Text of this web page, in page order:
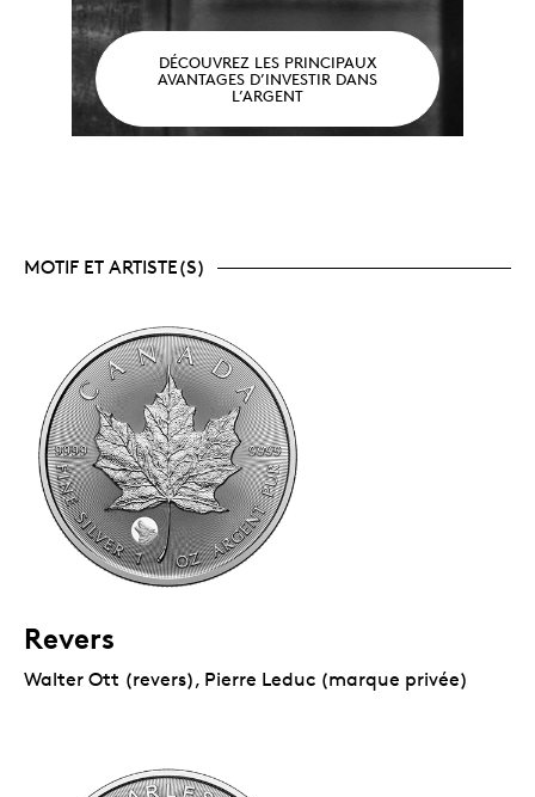
DÉCOUVREZ LES PRINCIPAUX
AVANTAGES D’INVESTIR DANS
L’ARGENT
MOTIF ET ARTISTE(S)
Revers
Walter Ott (revers), Pierre Leduc (marque privée)